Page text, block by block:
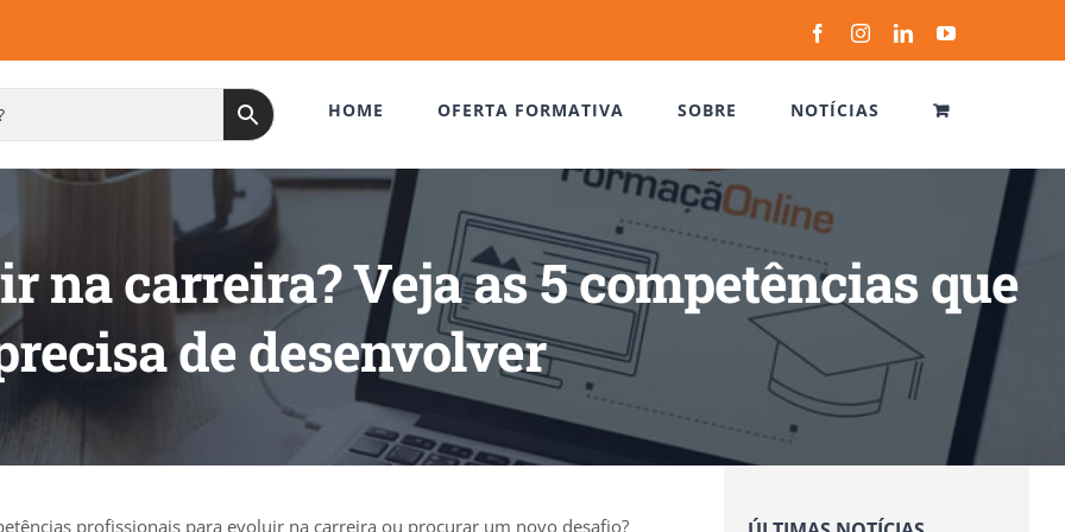
FacebookInstagramLinkedInYouTube
HOME OFERTA FORMATIVA SOBRE NOTÍCIAS
na carreira? Veja as 5 competências que
de desenvolver
profissionais para evoluir na carreira ou procurar um novo desafio?